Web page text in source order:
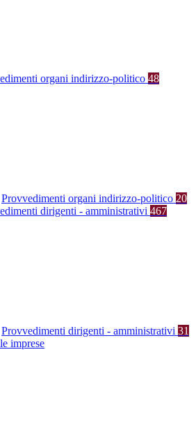
organi indirizzo-politico 48
Provvedimenti organi indirizzo-politico 20
dirigenti - amministrativi 467
Provvedimenti dirigenti - amministrativi 31
imprese